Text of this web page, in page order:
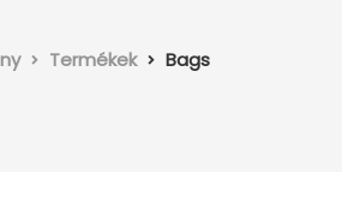
Termékek Bags